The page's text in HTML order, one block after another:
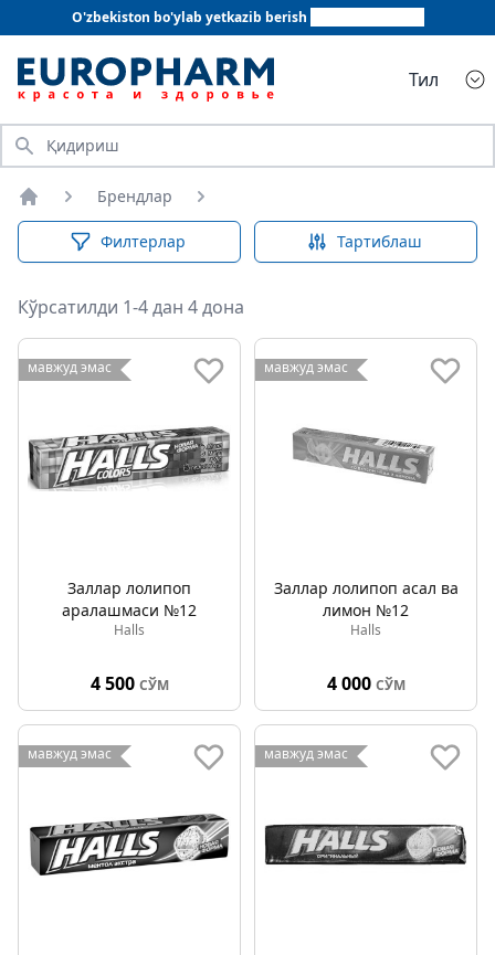
O'zbekiston bo'ylab yetkazib berish
Тил
Қидириш
Бош саҳифа
Брендлар
Филтерлар Тартиблаш
Кўрсатилди 1-4 дан 4 дона
мавжуд эмас
Заллар лолипоп
аралашмаси №12
Halls
4 500 СЎМ
мавжуд эмас
Заллар лолипоп асал ва
лимон №12
Halls
4 000 СЎМ
мавжуд эмас мавжуд эмас